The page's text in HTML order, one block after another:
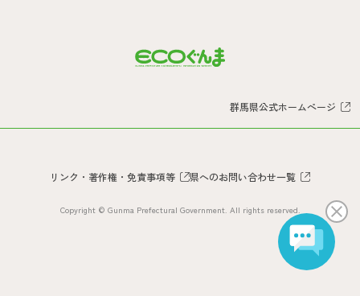
群馬県公式ホームぺージ
リンク・著作権・免責事項等 県へのお問い合わせ一覧
Copyright © Gunma Prefectural Government. All rights reserved.